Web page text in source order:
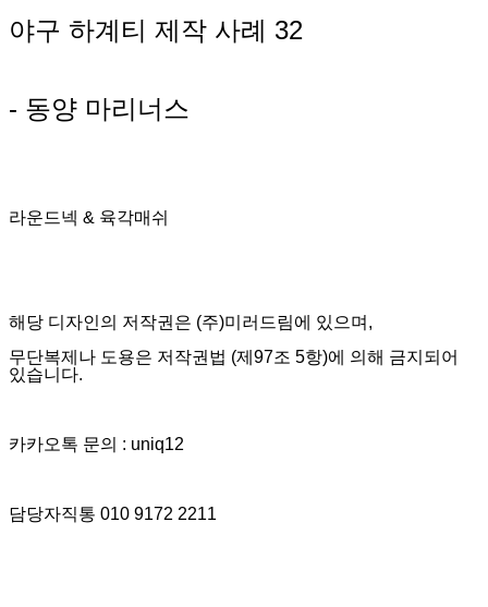
야구 하계티 제작 사례 32
- 동양 마리너스
라운드넥 & 육각매쉬
해당 디자인의 저작권은 (주)미러드림에 있으며,
무단복제나 도용은 저작권법 (제97조 5항)에 의해 금지되어
있습니다.
카카오톡 문의 : uniq12
담당자직통 010 9172 2211